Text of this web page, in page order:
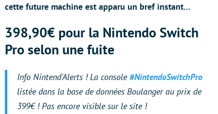
cette future machine est apparu un bref instant…
398,90€ pour la Nintendo Switch
Pro selon une fuite
Info Nintend'Alerts ! La console #NintendoSwitchPro
listée dans la base de données Boulanger au prix de
399€ ! Pas encore visible sur le site !